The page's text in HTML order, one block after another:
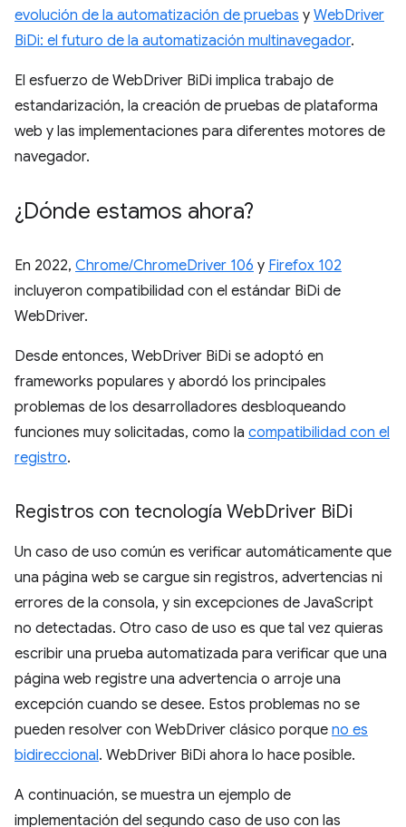
evolución de la automatización de pruebas y WebDriver
BiDi: el futuro de la automatización multinavegador.
El esfuerzo de WebDriver BiDi implica trabajo de
estandarización, la creación de pruebas de plataforma
web y las implementaciones para diferentes motores de
navegador.
¿Dónde estamos ahora?
En 2022, Chrome/ChromeDriver 106 y Firefox 102
incluyeron compatibilidad con el estándar BiDi de
WebDriver.
Desde entonces, WebDriver BiDi se adoptó en
frameworks populares y abordó los principales
problemas de los desarrolladores desbloqueando
funciones muy solicitadas, como la compatibilidad con el
registro.
Registros con tecnología WebDriver BiDi
Un caso de uso común es verificar automáticamente que
una página web se cargue sin registros, advertencias ni
errores de la consola, y sin excepciones de JavaScript
no detectadas. Otro caso de uso es que tal vez quieras
escribir una prueba automatizada para verificar que una
página web registre una advertencia o arroje una
excepción cuando se desee. Estos problemas no se
pueden resolver con WebDriver clásico porque no es
bidireccional. WebDriver BiDi ahora lo hace posible.
A continuación, se muestra un ejemplo de
implementación del segundo caso de uso con las